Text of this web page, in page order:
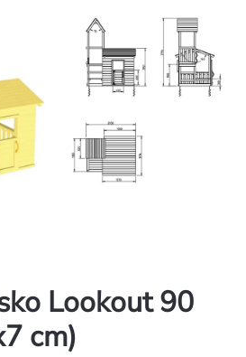
Lookout 90
cm)